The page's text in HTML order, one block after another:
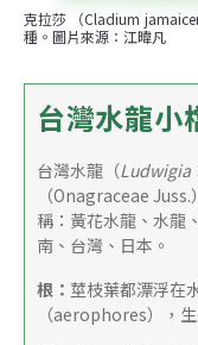
克拉莎 （Cladium
種。圖片來源：江暐凡
台灣水龍小
台灣水龍（Ludwigia
（Onagraceae
稱：黃花水龍、水龍
南、台灣、日本。
根： 莖枝葉都漂浮在
（aerophores），